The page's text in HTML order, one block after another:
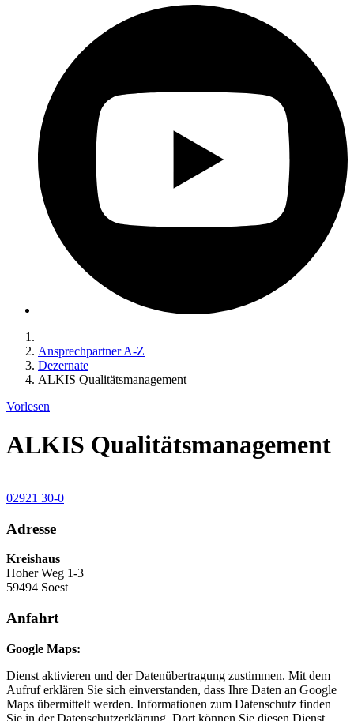
Ansprechpartner A-Z
Dezernate
ALKIS Qualitätsmanagement
Vorlesen
ALKIS Qualitätsmanagement
02921 30-0
Adresse
Kreishaus
Hoher Weg 1-3
59494 Soest
Anfahrt
Google Maps:
Dienst aktivieren und der Datenübertragung zustimmen. Mit dem
Aufruf erklären Sie sich einverstanden, dass Ihre Daten an Google
Maps übermittelt werden. Informationen zum Datenschutz finden
Sie in der Datenschutzerklärung. Dort können Sie diesen Dienst